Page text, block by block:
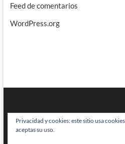
Feed de comentarios
WordPress.org
Privacidad y cookies: este sitio usa
aceptas su uso.